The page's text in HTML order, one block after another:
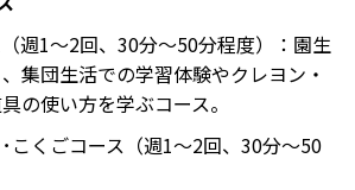
週1～2回、30分～50分程度）：園生
集団生活での学習体験やクレヨン・
の使い方を学ぶコース。
こくごコース（週1～2回、30分～50